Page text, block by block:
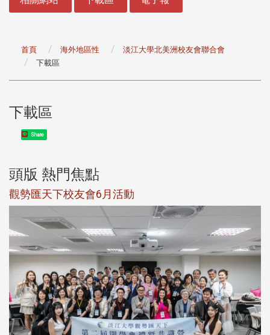
首頁 海外地區性
淡江大學北美洲校友會聯合會
下載區
下載區
Share
頭版 熱門焦點
觀勢匯天下校友會6月活動